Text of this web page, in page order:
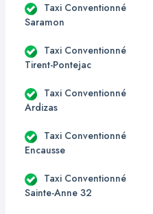
Taxi Conventionné
Saramon
Taxi Conventionné
Tirent-Pontejac
Taxi Conventionné
Ardizas
Taxi Conventionné
Encausse
Taxi Conventionné
Sainte-Anne 32